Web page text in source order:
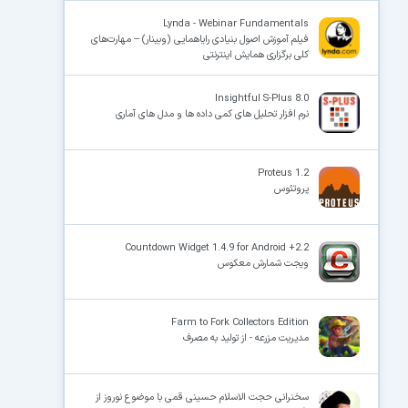
Lynda - Webinar Fundamentals
فیلم آموزش اصول بنیادی رایاهمایی (وبینار) – مهارت‌های
کلی برگزاری همایش‌ اینترنتی
Insightful S-Plus 8.0
نرم افزار تحلیل های کمی داده ها و مدل های آماری
Proteus 1.2
پروتئوس
Countdown Widget 1.4.9 for Android +2.2
ویجت شمارش معکوس
Farm to Fork Collectors Edition
مدیریت مزرعه - از تولید به مصرف
سخنرانی حجت الاسلام حسینی قمی با موضوع نوروز از